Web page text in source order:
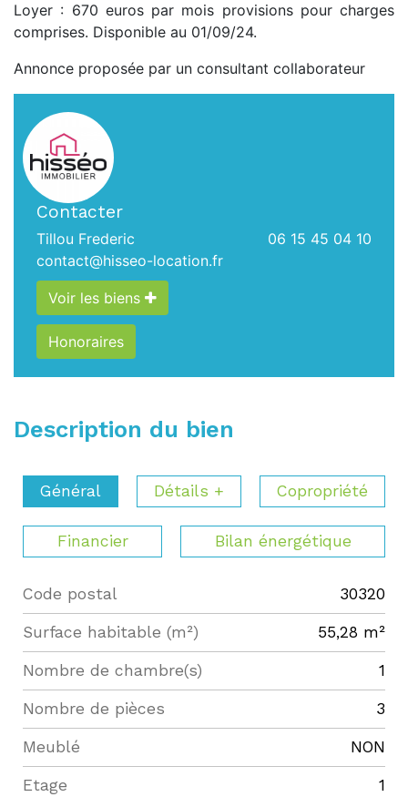
Loyer : 670 euros par mois provisions pour charges
comprises. Disponible au 01/09/24.
Annonce proposée par un consultant collaborateur
Contacter
Tillou Frederic
06 15 45 04 10
contact@hisseo-location.fr
Voir les biens
Honoraires
Description du bien
Général Détails + Copropriété
Financier Bilan énergétique
Label Value
Code postal 30320
Surface habitable (m²) 55,28 m²
Nombre de chambre(s) 1
Nombre de pièces 3
Meublé NON
Etage 1